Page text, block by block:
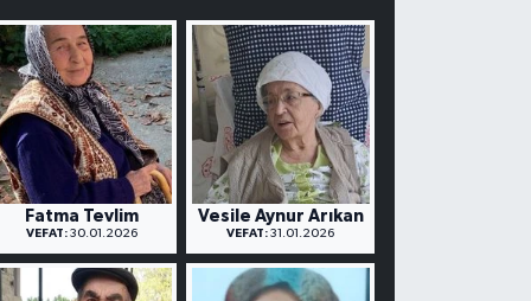
Fatma Tevlim
VEFAT: 30.01.2026
Vesile Aynur Arıkan
VEFAT: 31.01.2026